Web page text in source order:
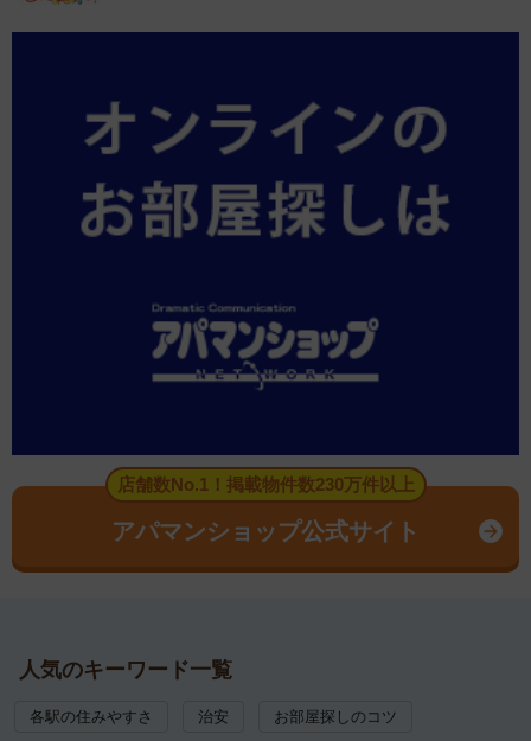
店舗数No.1！掲載物件数230万件以上
アパマンショップ公式サイト
人気のキーワード一覧
各駅の住みやすさ 治安 お部屋探しのコツ